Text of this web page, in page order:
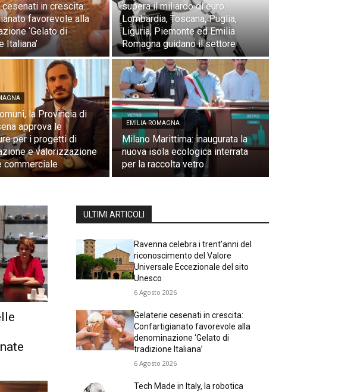
cesenati in crescita:
favorevole alla
‘Gelato di
Italiana’
supera il miliardo di euro.
Lombardia, Toscana, Puglia,
Liguria, Piemonte ed Emilia
Romagna guidano il settore
la Provincia di
approva le
per i progetti di
e valorizzazione
commerciale
EMILIA-ROMAGNA
Milano Marittima: inaugurata la
nuova isola ecologica interrata
per la raccolta vetro
ULTIMI ARTICOLI
Ravenna celebra i trent’anni del
riconoscimento del Valore
Universale Eccezionale del sito
Unesco
6 Agosto 2026
Gelaterie cesenati in crescita:
Confartigianato favorevole alla
denominazione ‘Gelato di
tradizione Italiana’
6 Agosto 2026
Tech Made in Italy, la robotica